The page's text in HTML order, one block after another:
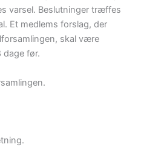
varsel. Beslutninger træffes
Et medlems forslag, der
skal være
før.